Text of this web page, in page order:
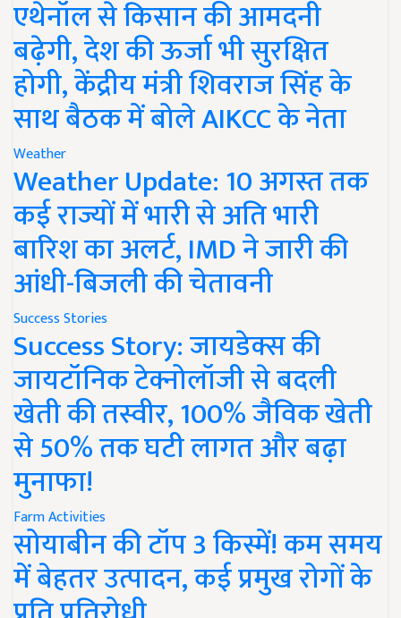
एथेनॉल से किसान की आमदनी
बढ़ेगी, देश की ऊर्जा भी सुरक्षित
होगी, केंद्रीय मंत्री शिवराज सिंह के
साथ बैठक में बोले AIKCC के नेता
Weather
Weather Update: 10 अगस्त तक
कई राज्यों में भारी से अति भारी
बारिश का अलर्ट, IMD ने जारी की
आंधी-बिजली की चेतावनी
Success Stories
Success Story: जायडेक्स की
जायटॉनिक टेक्नोलॉजी से बदली
खेती की तस्वीर, 100% जैविक खेती
से 50% तक घटी लागत और बढ़ा
मुनाफा!
Farm Activities
सोयाबीन की टॉप 3 किस्में! कम समय
में बेहतर उत्पादन, कई प्रमुख रोगों के